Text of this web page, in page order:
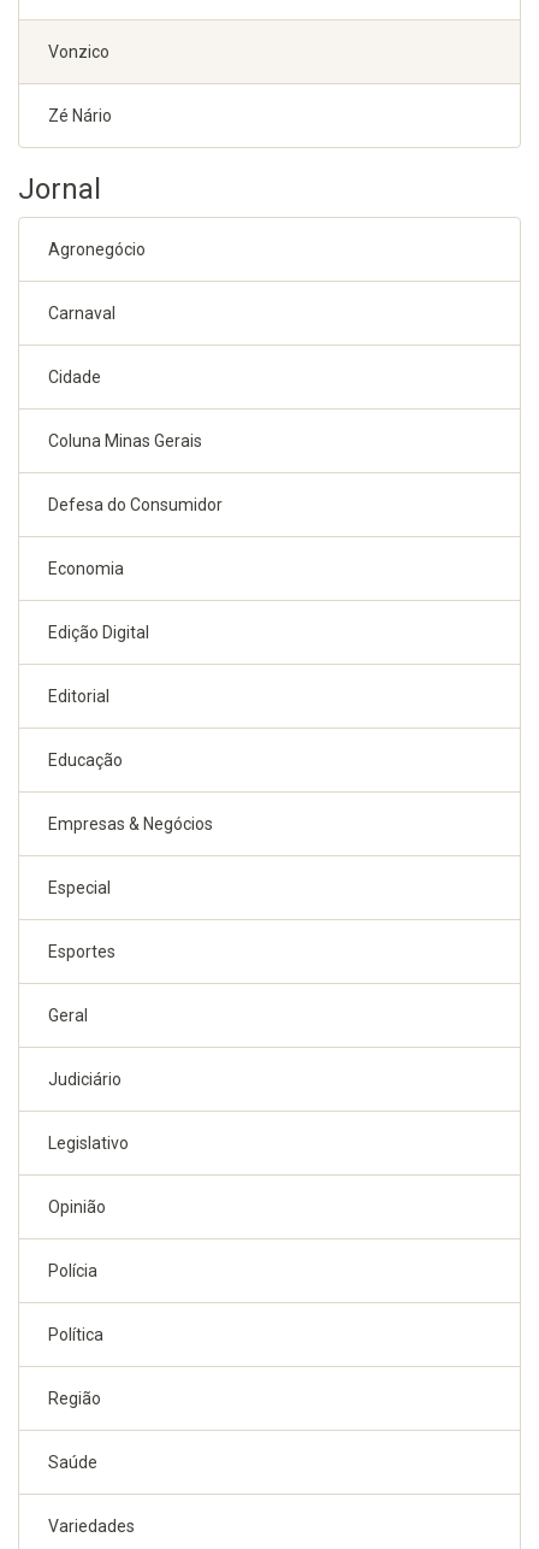
Vonzico
Zé Nário
Jornal
Agronegócio
Carnaval
Cidade
Coluna Minas Gerais
Defesa do Consumidor
Economia
Edição Digital
Editorial
Educação
Empresas & Negócios
Especial
Esportes
Geral
Judiciário
Legislativo
Opinião
Polícia
Política
Região
Saúde
Variedades